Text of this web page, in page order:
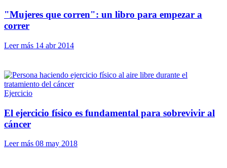
"Mujeres que corren": un libro para empezar a
correr
Leer más 14 abr 2014
Ejercicio
El ejercicio físico es fundamental para sobrevivir al
cáncer
Leer más 08 may 2018